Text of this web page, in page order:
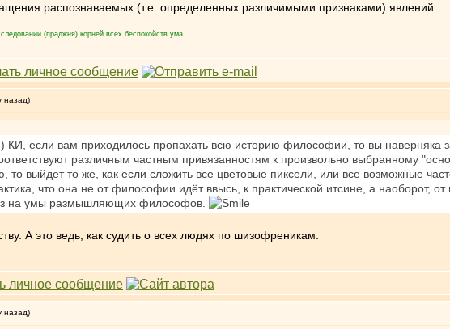
распознаваемых (т.е. определенных различимыми признаками) явлений.
(праджня) корней всех беспокойств ума.
назад)
если вам приходилось пропахать всю историю философии, то вы наверняка
различным частным привязанностям к произвольно выбранному
то выйдет то же, как если сложить все цветовые пиксели, или все возможные
что она не от философии идёт ввысь, к практической итсине, а наоборот,
на умы размышляющих философов.
А это ведь, как судить о всех людях по шизофреникам.
назад)